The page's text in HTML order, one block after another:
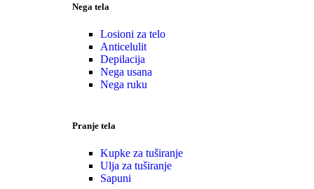
Nega tela
Losioni za telo
Anticelulit
Depilacija
Nega usana
Nega ruku
Pranje tela
Kupke za tuširanje
Ulja za tuširanje
Sapuni